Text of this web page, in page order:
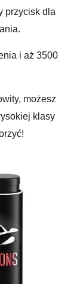
przycisk dla
i aż 3500
możesz
klasy